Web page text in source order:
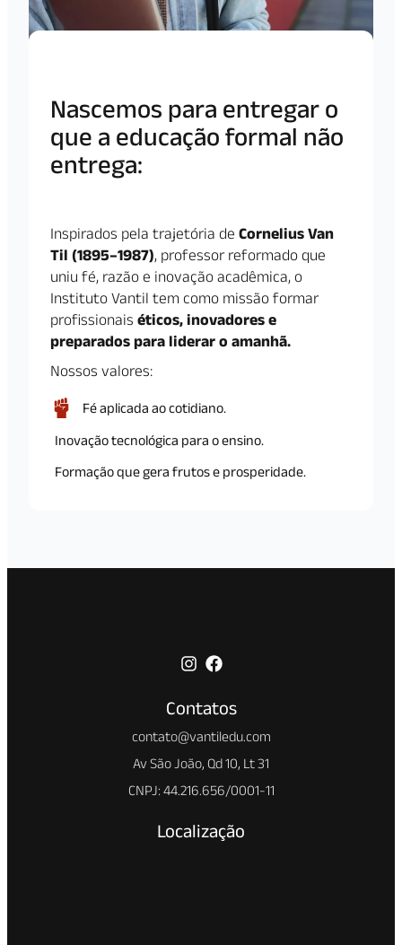
Nascemos para entregar o
que a educação formal não
entrega:
Inspirados pela trajetória de Cornelius Van
Til (1895–1987), professor reformado que
uniu fé, razão e inovação acadêmica, o
Instituto Vantil tem como missão formar
profissionais éticos, inovadores e
preparados para liderar o amanhã.
Nossos valores:
Fé aplicada ao cotidiano.
Inovação tecnológica para o ensino.
Formação que gera frutos e prosperidade.
Contatos
contato@vantiledu.com
Av São João, Qd 10, Lt 31
CNPJ: 44.216.656/0001-11
Localização